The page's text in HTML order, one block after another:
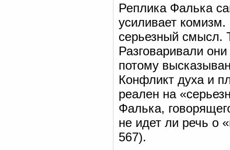
Реплика Фалька
усиливает
серьезный смысл.
Разговаривали
потому
Конфликт духа и
реален на
Фалька,
не идет ли речь о
567).